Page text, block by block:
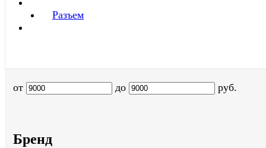
Разъем
от до руб.
Бренд